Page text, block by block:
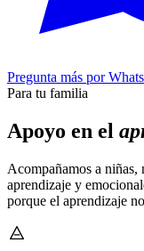
Pregunta más por
Para tu familia
Apoyo en el
Acompañamos a niñas,
aprendizaje y
porque el aprendizaje